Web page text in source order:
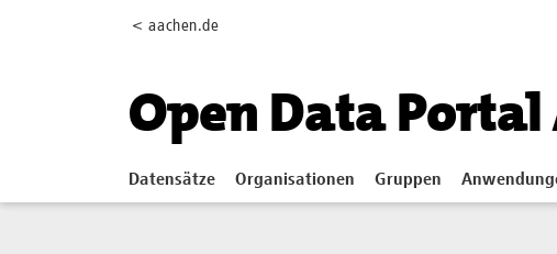
< aachen.de
Open Data Portal
Datensätze Organisationen Gruppen